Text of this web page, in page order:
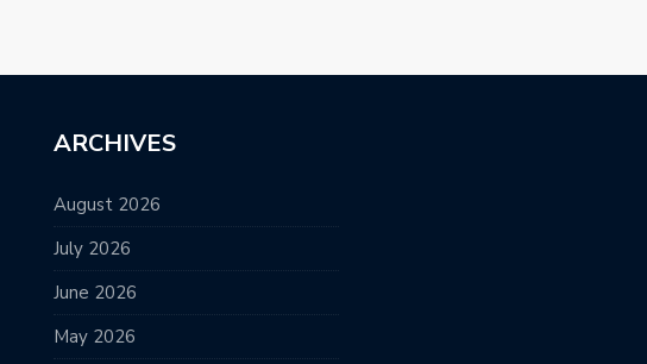
ARCHIVES
August 2026
July 2026
June 2026
May 2026